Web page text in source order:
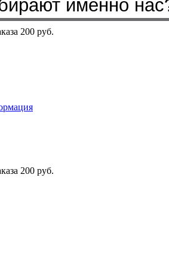
sbit@krep62.ru
200 руб.
200 руб.
именно